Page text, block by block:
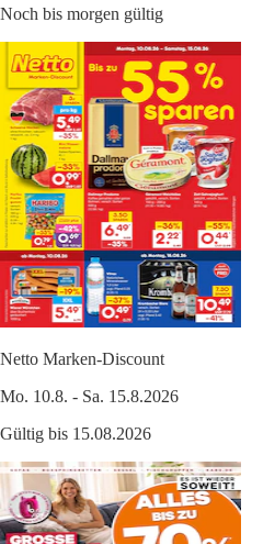
Noch bis morgen gültig
Netto Marken-Discount
Mo. 10.8. - Sa. 15.8.2026
Gültig bis 15.08.2026